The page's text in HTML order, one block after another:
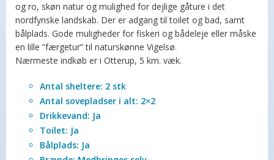
og ro, skøn natur og mulighed for dejlige gåture i det
nordfynske landskab. Der er adgang til toilet og bad, samt
bålplads. Gode muligheder for fiskeri og bådeleje eller måske
en lille ”færgetur” til naturskønne Vigelsø.
Nærmeste indkøb er i Otterup, 5 km. væk.
Antal sheltere: 2 stk
Antal sovepladser i alt: 2×2
Drikkevand: Ja
Toilet: Ja
Bålplads: Ja